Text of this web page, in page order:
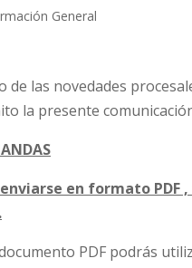
General
las novedades
la presente
en formato
PDF podrás